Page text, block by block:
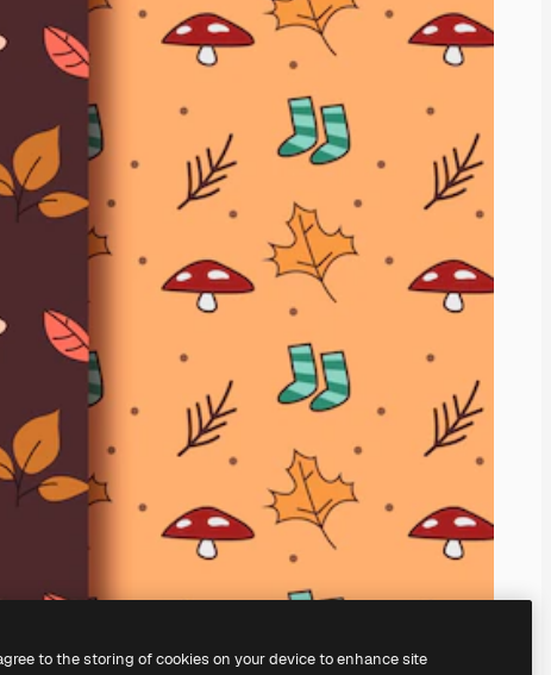
to the storing of cookies on your device to enhance site